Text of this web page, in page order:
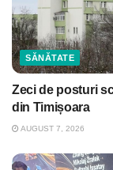
SĂNĂTATE
Zeci de posturi
din Timișoara
AUGUST 7, 2026